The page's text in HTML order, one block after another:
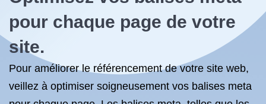
pour chaque page de votre
site.
Pour améliorer le référencement de votre site web,
veillez à optimiser soigneusement vos balises meta